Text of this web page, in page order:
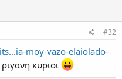
#32
moy-vazo-elaiolado-
κυριοι